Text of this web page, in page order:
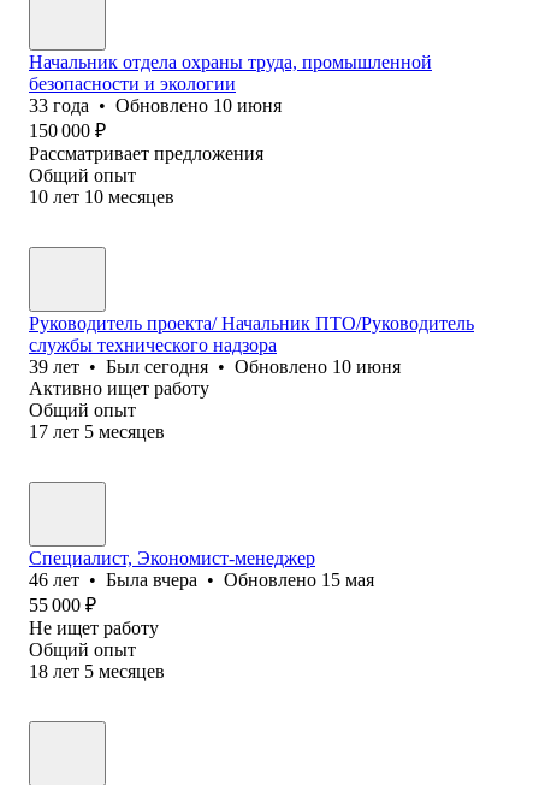
Начальник отдела охраны труда, промышленной
безопасности и экологии
33 года • Обновлено 10 июня
150 000 ₽
Рассматривает предложения
Общий опыт
10 лет 10 месяцев
Руководитель проекта/ Начальник ПТО/Руководитель
службы технического надзора
39 лет • Был сегодня • Обновлено 10 июня
Активно ищет работу
Общий опыт
17 лет 5 месяцев
Специалист, Экономист-менеджер
46 лет • Была вчера • Обновлено 15 мая
55 000 ₽
Не ищет работу
Общий опыт
18 лет 5 месяцев